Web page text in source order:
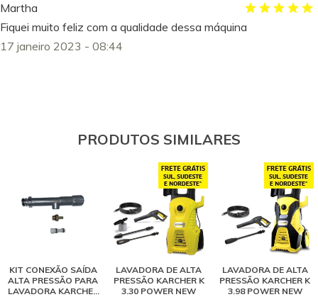
Martha
Fiquei muito feliz com a qualidade dessa máquina
17 janeiro 2023 - 08:44
PRODUTOS SIMILARES
KIT CONEXÃO SAÍDA
ALTA PRESSÃO PARA
LAVADORA KARCHER
LAVADORA DE ALTA
PRESSÃO KARCHER K
3.30 POWER NEW
LAVADORA DE ALTA
PRESSÃO KARCHER K
3.98 POWER NEW